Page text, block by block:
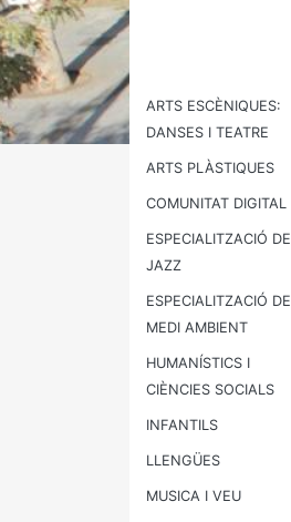
ARTS ESCÈNIQUES:
DANSES I TEATRE
ARTS PLÀSTIQUES
COMUNITAT DIGITAL
ESPECIALITZACIÓ DE
JAZZ
ESPECIALITZACIÓ DE
MEDI AMBIENT
HUMANÍSTICS I
CIÈNCIES SOCIALS
INFANTILS
LLENGÜES
MUSICA I VEU